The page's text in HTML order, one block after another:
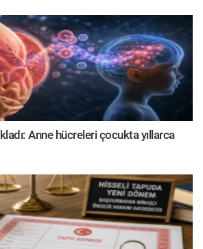
Anne hücreleri çocukta yıllarca